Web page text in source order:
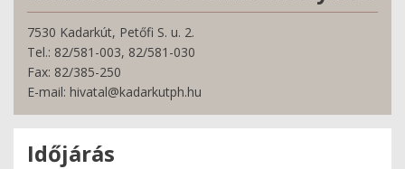
7530 Kadarkút, Petőfi S. u. 2.
Tel.: 82/581-003, 82/581-030
Fax: 82/385-250
E-mail: hivatal@kadarkutph.hu
Időjárás